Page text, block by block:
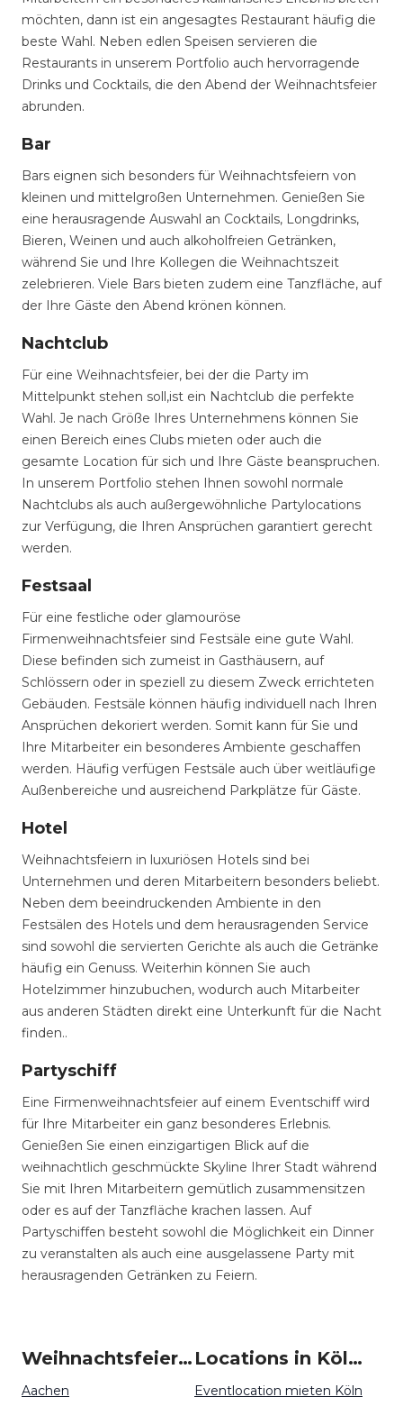
möchten, dann ist ein angesagtes Restaurant häufig die
beste Wahl. Neben edlen Speisen servieren die
Restaurants in unserem Portfolio auch hervorragende
Drinks und Cocktails, die den Abend der Weihnachtsfeier
abrunden.
Bar
Bars eignen sich besonders für Weihnachtsfeiern von
kleinen und mittelgroßen Unternehmen. Genießen Sie
eine herausragende Auswahl an Cocktails, Longdrinks,
Bieren, Weinen und auch alkoholfreien Getränken,
während Sie und Ihre Kollegen die Weihnachtszeit
zelebrieren. Viele Bars bieten zudem eine Tanzfläche, auf
der Ihre Gäste den Abend krönen können.
Nachtclub
Für eine Weihnachtsfeier, bei der die Party im
Mittelpunkt stehen soll,ist ein Nachtclub die perfekte
Wahl. Je nach Größe Ihres Unternehmens können Sie
einen Bereich eines Clubs mieten oder auch die
gesamte Location für sich und Ihre Gäste beanspruchen.
In unserem Portfolio stehen Ihnen sowohl normale
Nachtclubs als auch außergewöhnliche Partylocations
zur Verfügung, die Ihren Ansprüchen garantiert gerecht
werden.
Festsaal
Für eine festliche oder glamouröse
Firmenweihnachtsfeier sind Festsäle eine gute Wahl.
Diese befinden sich zumeist in Gasthäusern, auf
Schlössern oder in speziell zu diesem Zweck errichteten
Gebäuden. Festsäle können häufig individuell nach Ihren
Ansprüchen dekoriert werden. Somit kann für Sie und
Ihre Mitarbeiter ein besonderes Ambiente geschaffen
werden. Häufig verfügen Festsäle auch über weitläufige
Außenbereiche und ausreichend Parkplätze für Gäste.
Hotel
Weihnachtsfeiern in luxuriösen Hotels sind bei
Unternehmen und deren Mitarbeitern besonders beliebt.
Neben dem beeindruckenden Ambiente in den
Festsälen des Hotels und dem herausragenden Service
sind sowohl die servierten Gerichte als auch die Getränke
häufig ein Genuss. Weiterhin können Sie auch
Hotelzimmer hinzubuchen, wodurch auch Mitarbeiter
aus anderen Städten direkt eine Unterkunft für die Nacht
finden..
Partyschiff
Eine Firmenweihnachtsfeier auf einem Eventschiff wird
für Ihre Mitarbeiter ein ganz besonderes Erlebnis.
Genießen Sie einen einzigartigen Blick auf die
weihnachtlich geschmückte Skyline Ihrer Stadt während
Sie mit Ihren Mitarbeitern gemütlich zusammensitzen
oder es auf der Tanzfläche krachen lassen. Auf
Partyschiffen besteht sowohl die Möglichkeit ein Dinner
zu veranstalten als auch eine ausgelassene Party mit
herausragenden Getränken zu Feiern.
Weihnachtsfeiern um Köln
Aachen
Locations in Köln mieten
Eventlocation mieten Köln